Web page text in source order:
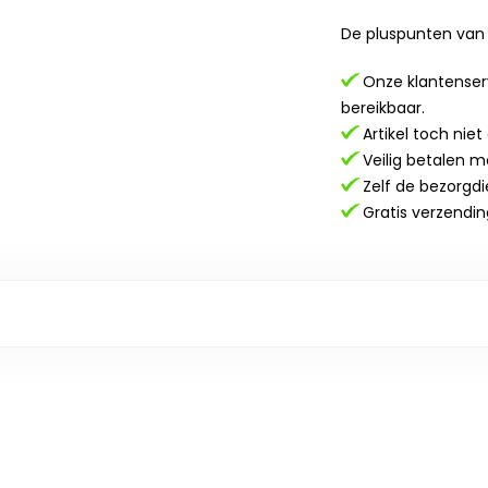
De pluspunten van
Onze
bereikbaar.
Artikel toch niet
Veilig betalen
Zelf de
Gratis